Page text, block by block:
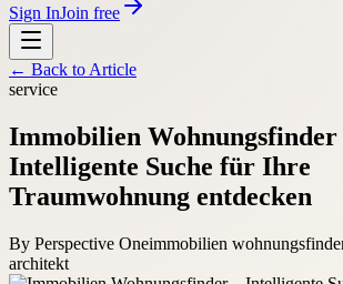
Sign InJoin free
← Back to Article
service
Immobilien Wohnungsfinder
Intelligente Suche für Ihre
Traumwohnung entdecken
By Perspective Oneimmobilien
architekt